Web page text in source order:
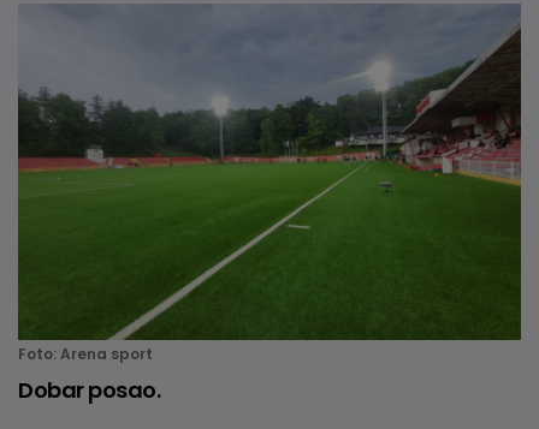
Foto: Arena sport
Dobar posao.